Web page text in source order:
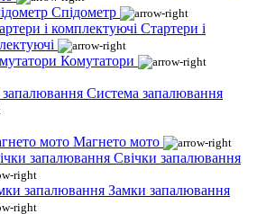
Спідометр
Стартери і
Комутатори
Система запалювання
Магнето мото
Свічки запалювання
Замки запалювання